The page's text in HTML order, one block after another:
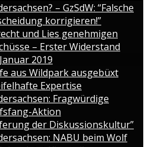
– GzSdW: “Falsche
korrigieren!”
und Lies genehmigen
– Erster Widerstand
2019
aus Wildpark ausgebüxt
Expertise
Fragwürdige
Aktion
der Diskussionskultur”
NABU beim Wolf